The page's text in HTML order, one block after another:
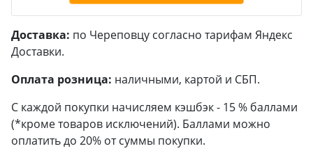
Доставка: по Череповцу согласно тарифам Яндекс
Доставки.
Оплата розница: наличными, картой и СБП.
С каждой покупки начисляем кэшбэк - 15 % баллами
(*кроме товаров исключений). Баллами можно
оплатить до 20% от суммы покупки.